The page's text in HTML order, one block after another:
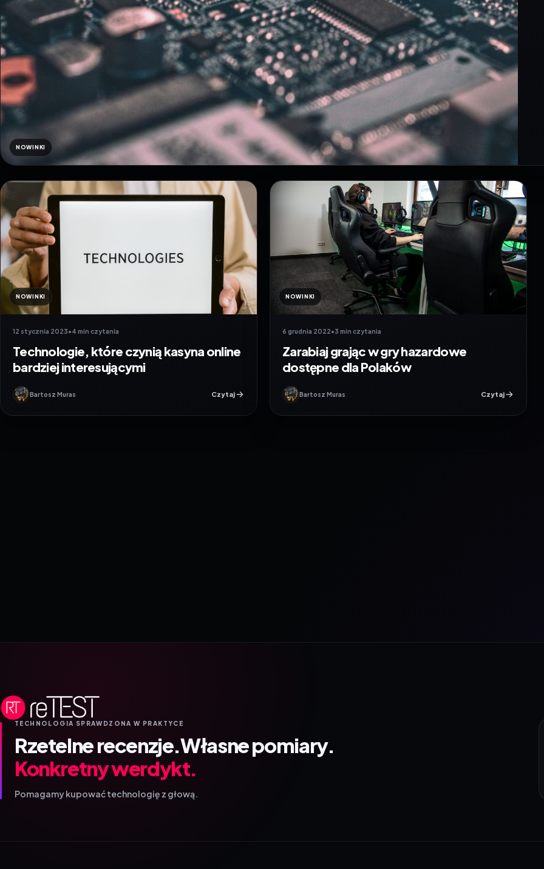
NOWINKI
NOWINKI
12 stycznia 2023•4 min czytania
Technologie, które czynią kasyna online
bardziej interesującymi
Bartosz Muras Czytaj
NOWINKI
6 grudnia 2022•3 min czytania
Zarabiaj grając w gry hazardowe
dostępne dla Polaków
Bartosz Muras Czytaj
TECHNOLOGIA SPRAWDZONA W PRAKTYCE
Rzetelne recenzje.Własne pomiary.
Konkretny werdykt.
Pomagamy kupować technologię z głową.